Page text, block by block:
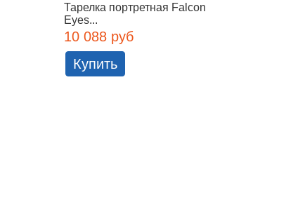
Тарелка портретная Falcon
Eyes...
10 088 руб
Купить